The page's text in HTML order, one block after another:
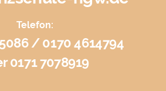
Telefon:
/ 0170 4614794
0171 7078919